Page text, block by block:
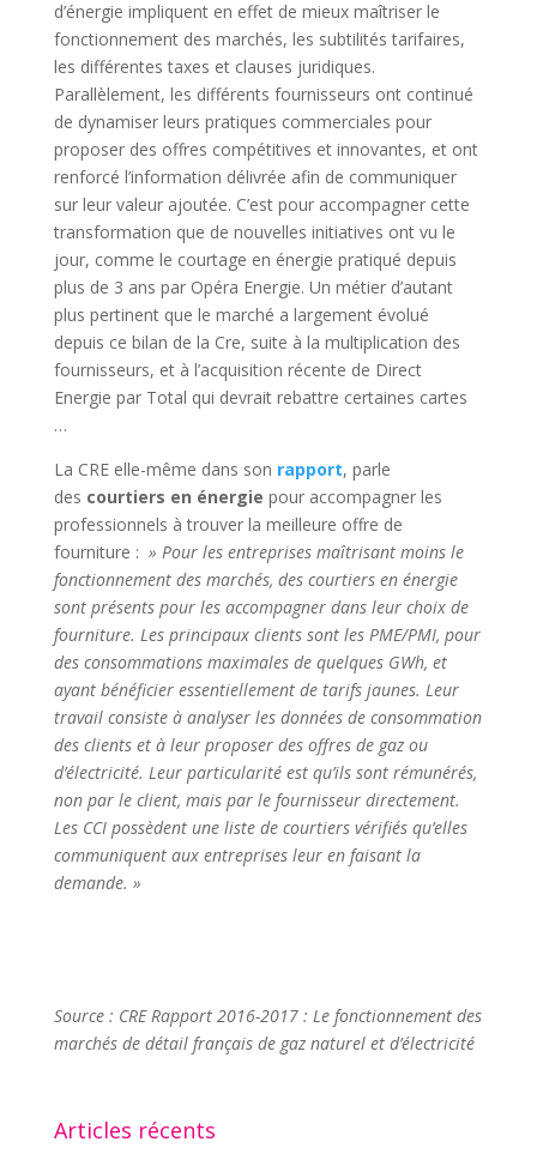
d’énergie impliquent en effet de mieux maîtriser le
fonctionnement des marchés, les subtilités tarifaires,
les différentes taxes et clauses juridiques.
Parallèlement, les différents fournisseurs ont continué
de dynamiser leurs pratiques commerciales pour
proposer des offres compétitives et innovantes, et ont
renforcé l’information délivrée afin de communiquer
sur leur valeur ajoutée. C’est pour accompagner cette
transformation que de nouvelles initiatives ont vu le
jour, comme le courtage en énergie pratiqué depuis
plus de 3 ans par Opéra Energie. Un métier d’autant
plus pertinent que le marché a largement évolué
depuis ce bilan de la Cre, suite à la multiplication des
fournisseurs, et à l’acquisition récente de Direct
Energie par Total qui devrait rebattre certaines cartes
…
La CRE elle-même dans son rapport, parle
des courtiers en énergie pour accompagner les
professionnels à trouver la meilleure offre de
fourniture : » Pour les entreprises maîtrisant moins le
fonctionnement des marchés, des courtiers en énergie
sont présents pour les accompagner dans leur choix de
fourniture. Les principaux clients sont les PME/PMI, pour
des consommations maximales de quelques GWh, et
ayant bénéficier essentiellement de tarifs jaunes. Leur
travail consiste à analyser les données de consommation
des clients et à leur proposer des offres de gaz ou
d’électricité. Leur particularité est qu’ils sont rémunérés,
non par le client, mais par le fournisseur directement.
Les CCI possèdent une liste de courtiers vérifiés qu’elles
communiquent aux entreprises leur en faisant la
demande. »
Source : CRE Rapport 2016-2017 : Le fonctionnement des
marchés de détail français de gaz naturel et d’électricité
Articles récents